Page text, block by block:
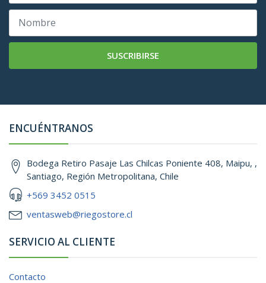
SUSCRIBIRSE
ENCUÉNTRANOS
Bodega Retiro Pasaje Las Chilcas Poniente 408, Maipu, ,
Santiago, Región Metropolitana, Chile
+569 3452 0515
ventasweb@riegostore.cl
SERVICIO AL CLIENTE
Contacto